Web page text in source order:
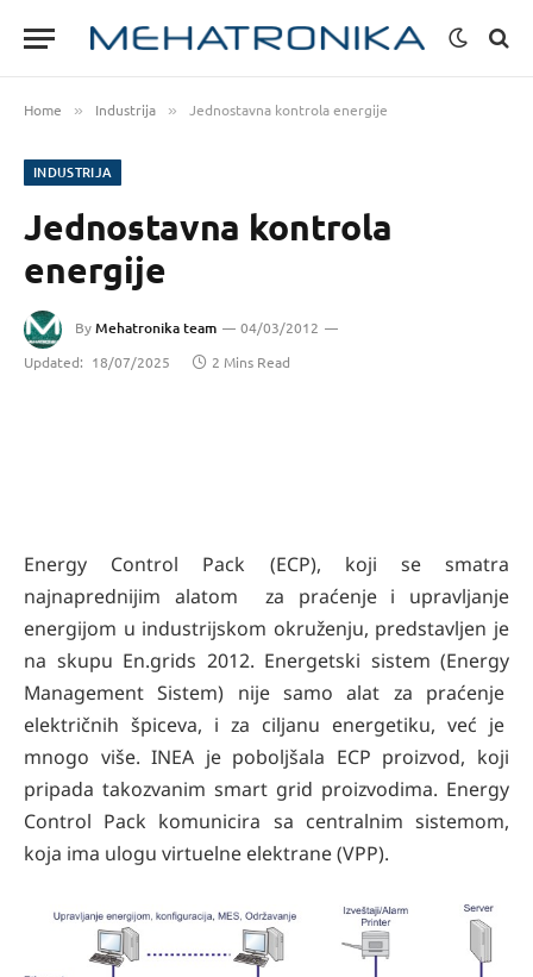
Home » Industrija » Jednostavna kontrola energije
INDUSTRIJA
Jednostavna kontrola
energije
ByMehatronika team
04/03/2012
Updated: 18/07/2025 2 Mins Read
Energy Control Pack (ECP), koji se smatra
najnaprednijim alatom za praćenje i upravljanje
energijom u industrijskom okruženju, predstavljen je
na skupu En.grids 2012. Energetski sistem (Energy
Management Sistem) nije samo alat za praćenje
električnih špiceva, i za ciljanu energetiku, već je
mnogo više. INEA je poboljšala ECP proizvod, koji
pripada takozvanim smart grid proizvodima. Energy
Control Pack komunicira sa centralnim sistemom,
koja ima ulogu virtuelne elektrane (VPP).